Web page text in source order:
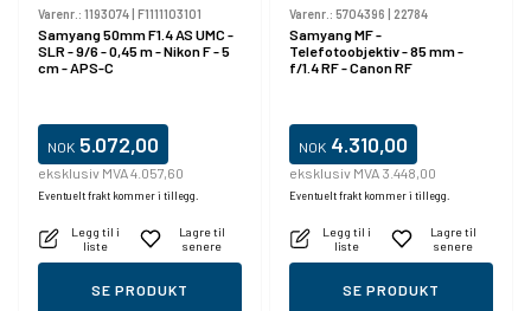
Varenr.: 1193074| F1111103101
Samyang 50mm F1.4 AS UMC -
SLR - 9/6 - 0,45 m - Nikon F - 5
cm - APS-C
NOK 5.072,00
eksklusiv MVA 4.057,60
Eventuelt frakt kommer i tillegg.
Legg til i
liste
Lagre til
senere
SE PRODUKT
Varenr.: 5704396 | 22784
Samyang MF -
Telefotoobjektiv - 85 mm -
f/1.4 RF - Canon RF
NOK 4.310,00
eksklusiv MVA 3.448,00
Eventuelt frakt kommer i tillegg.
Legg til i
liste
Lagre til
senere
SE PRODUKT